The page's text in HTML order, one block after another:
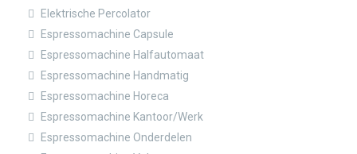
Elektrische Percolator
Espressomachine Capsule
Espressomachine Halfautomaat
Espressomachine Handmatig
Espressomachine Horeca
Espressomachine Kantoor/Werk
Espressomachine Onderdelen